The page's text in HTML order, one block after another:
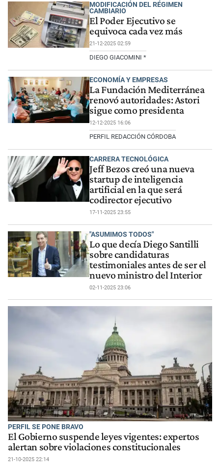
MODIFICACIÓN DEL RÉGIMEN
CAMBIARIO
El Poder Ejecutivo se
equivoca cada vez más
21-12-2025 02:59
DIEGO GIACOMINI *
ECONOMÍA Y EMPRESAS
La Fundación Mediterránea
renovó autoridades: Astori
sigue como presidenta
12-12-2025 16:06
PERFIL REDACCIÓN CÓRDOBA
CARRERA TECNOLÓGICA
Jeff Bezos creó una nueva
startup de inteligencia
artificial en la que será
codirector ejecutivo
17-11-2025 23:55
"ASUMIMOS TODOS"
Lo que decía Diego Santilli
sobre candidaturas
testimoniales antes de ser el
nuevo ministro del Interior
02-11-2025 23:06
PERFIL SE PONE BRAVO
El Gobierno suspende leyes vigentes: expertos
alertan sobre violaciones constitucionales
21-10-2025 22:14